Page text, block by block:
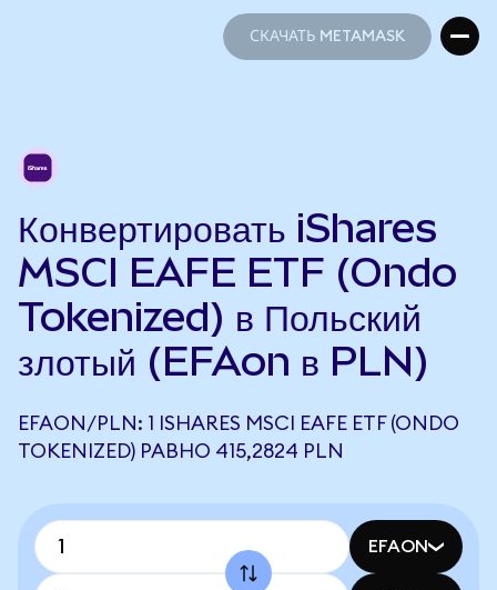
СКАЧАТЬ METAMASK
Конвертировать iShares
MSCI EAFE ETF (Ondo
Tokenized) в Польский
злотый (EFAon в PLN)
EFAON/PLN: 1 ISHARES MSCI EAFE ETF (ONDO
TOKENIZED) РАВНО 415,2824 PLN
EFAON